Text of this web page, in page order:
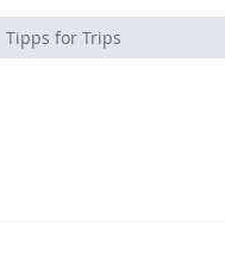
Tipps for Trips